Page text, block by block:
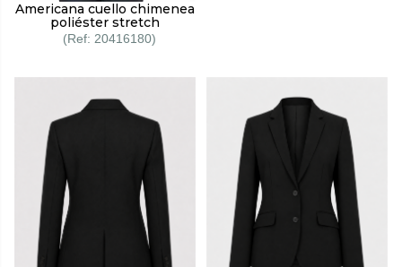
Americana cuello chimenea
poliéster stretch
20416180